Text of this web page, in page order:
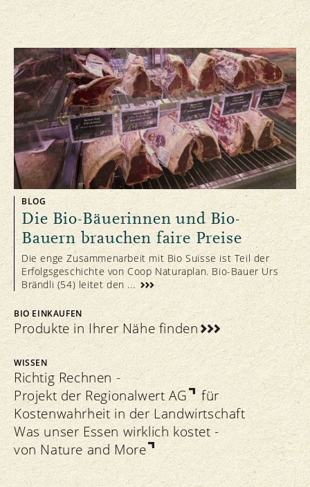
BLOG
Die Bio-Bäuerinnen und Bio-
Bauern brauchen faire Preise
Die enge Zusammenarbeit mit Bio Suisse ist Teil der
Erfolgsgeschichte von Coop Naturaplan. Bio-Bauer Urs
Brändli (54) leitet den ...
BIO EINKAUFEN
Produkte in Ihrer Nähe finden
WISSEN
Richtig Rechnen -
Projekt der Regionalwert AG
für
Kostenwahrheit in der Landwirtschaft
Was unser Essen wirklich kostet -
von Nature and More